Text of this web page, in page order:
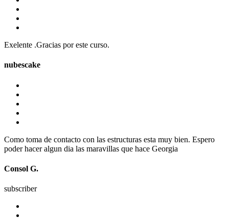
Exelente .Gracias por este curso.
nubescake
Como toma de contacto con las estructuras esta muy bien. Espero
poder hacer algun dia las maravillas que hace Georgia
Consol G.
subscriber